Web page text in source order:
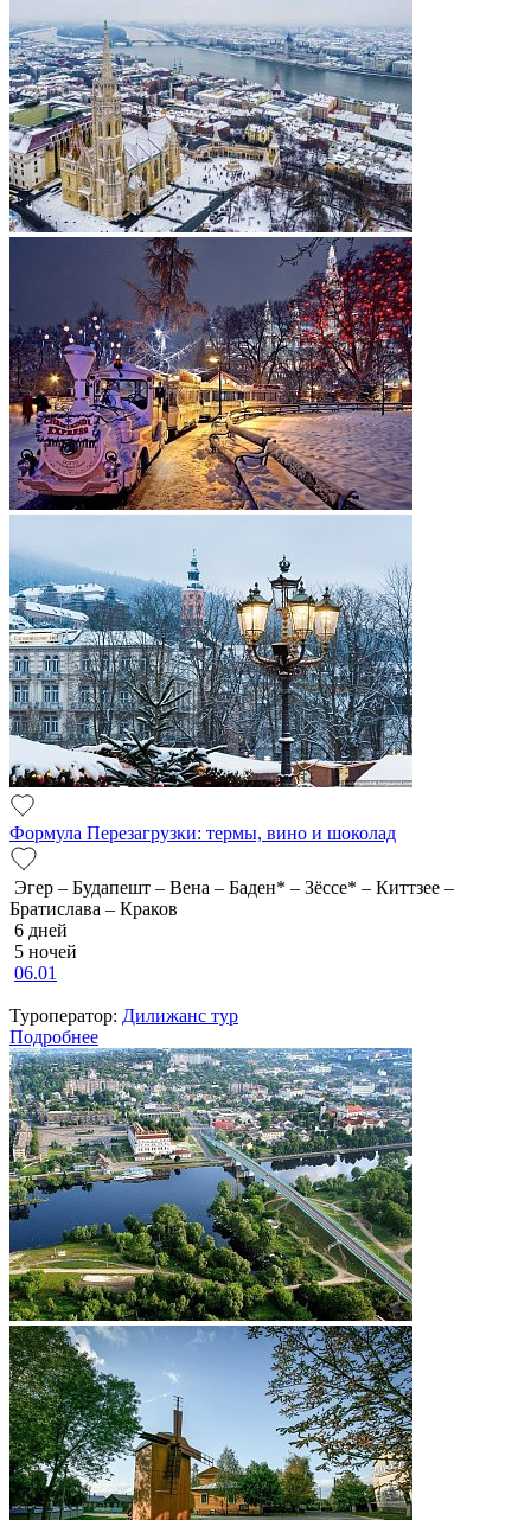
Формула Перезагрузки: термы, вино и шоколад
Эгер – Будапешт – Вена – Баден* – Зёссе* – Киттзее –
Братислава – Краков
6 дней
5 ночей
06.01
Туроператор: Дилижанс тур
Подробнее